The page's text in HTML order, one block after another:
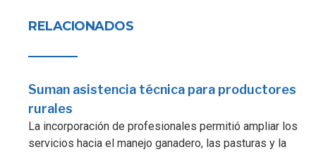
RELACIONADOS
Suman asistencia técnica para productores
rurales
La incorporación de profesionales permitió ampliar los
servicios hacia el manejo ganadero, las pasturas y la